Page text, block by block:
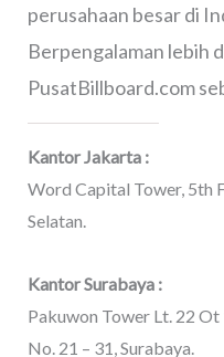
perusahaan besar di
Berpengalaman lebih
PusatBillboard.com
Kantor Jakarta :
Word Capital Tower, 5th
Selatan.
Kantor Surabaya :
Pakuwon Tower Lt. 22 Ot
No. 21 – 31, Surabaya.